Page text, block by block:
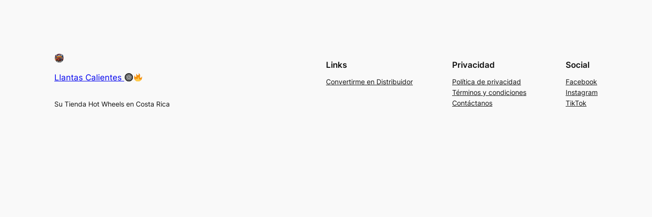
Llantas Calientes
Su Tienda Hot Wheels en Costa Rica
Links
Convertirme en Distribuidor
Privacidad
Política de privacidad
Términos y condiciones
Contáctanos
Social
Facebook
Instagram
TikTok